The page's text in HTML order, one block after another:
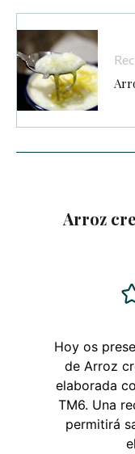
Arroz
Hoy os
de Arroz
elaborada
TM6. Una
permitirá